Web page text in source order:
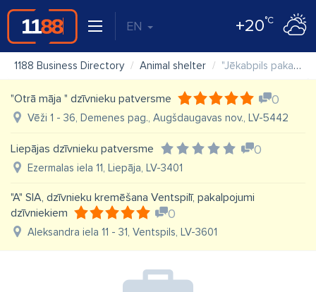
EN +20°C
1188 Business Directory Animal shelter "Jēkabpils pakalpojumi" SIA dzīvnieku patversme
"Otrā māja " dzīvnieku patversme 0
Vēži 1 - 36, Demenes pag., Augšdaugavas nov., LV-5442
Liepājas dzīvnieku patversme 0
Ezermalas iela 11, Liepāja, LV-3401
"A" SIA, dzīvnieku kremēšana Ventspilī, pakalpojumi
dzīvniekiem
0
Aleksandra iela 11 - 31, Ventspils, LV-3601